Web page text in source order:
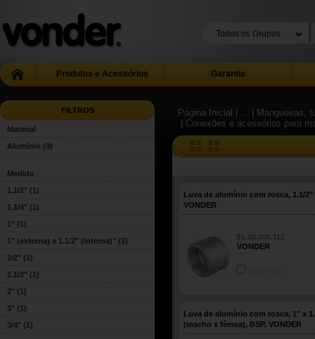
Produtos e Acessórios Garantia
FILTROS
Material
Alumínio (9)
Medida
1.1/2" (1)
1.1/4" (1)
1" (1)
1" (externa) x 1.1/2" (interna)" (1)
1/2" (1)
2.1/2" (1)
2" (1)
3" (1)
3/4" (1)
Página Inicial | ...
| Mangueiras,
| Conexões e acessórios para
Luva de alumínio com rosca, 1.1/2"
VONDER
51.10.000.112
VONDER
Luva de alumínio com rosca, 1" x
(macho x fêmea), BSP, VONDER